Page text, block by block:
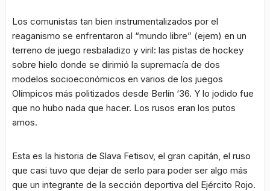
Los comunistas tan bien instrumentalizados por el
reaganismo se enfrentaron al “mundo libre” (ejem) en un
terreno de juego resbaladizo y viril: las pistas de hockey
sobre hielo donde se dirimió la supremacía de dos
modelos socioeconómicos en varios de los juegos
Olímpicos más politizados desde Berlín ‘36. Y lo jodido fue
que no hubo nada que hacer. Los rusos eran los putos
amos.
Esta es la historia de Slava Fetisov, el gran capitán, el ruso
que casi tuvo que dejar de serlo para poder ser algo más
que un integrante de la sección deportiva del Ejército Rojo.